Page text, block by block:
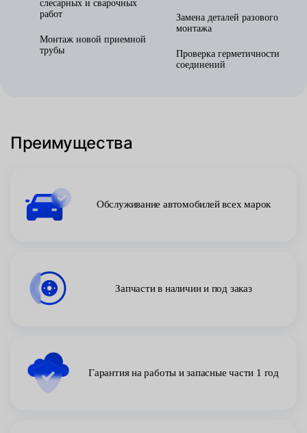
слесарных и сварочных
работ
Монтаж новой приемной
трубы
Замена деталей разового
монтажа
Проверка герметичности
соединений
Преимущества
Обслуживание автомобилей всех марок
Запчасти в наличии и под заказ
Гарантия на работы и запасные части 1 год